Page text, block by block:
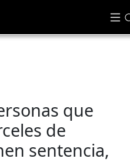
que
de
sentencia,